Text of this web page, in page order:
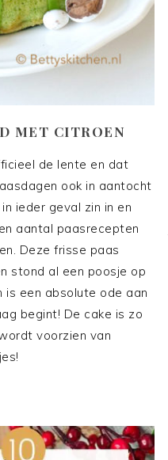
MET CITROEN
de lente en dat
ook in aantocht
ieder geval zin in en
aantal paasrecepten
Deze frisse paas
stond al een poosje op
is een absolute ode aan
begint! De cake is zo
voorzien van